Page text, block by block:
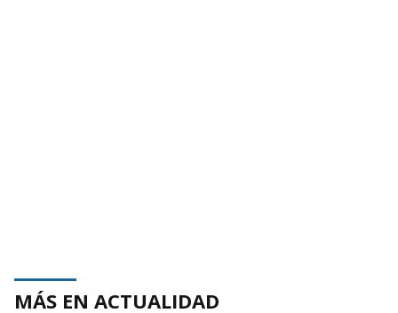
MÁS EN ACTUALIDAD